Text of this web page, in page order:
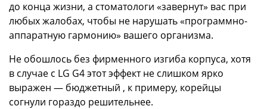
до конца жизни, а стоматологи «завернут» вас при
любых жалобах, чтобы не нарушать «программно-
аппаратную гармонию» вашего организма.
Не обошлось без фирменного изгиба корпуса, хотя
в случае с LG G4 этот эффект не слишком ярко
выражен — бюджетный , к примеру, корейцы
согнули гораздо решительнее.